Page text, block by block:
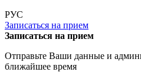
РУС
Записаться на прием
Записаться на прием
Отправьте Ваши данные и
ближайшее время